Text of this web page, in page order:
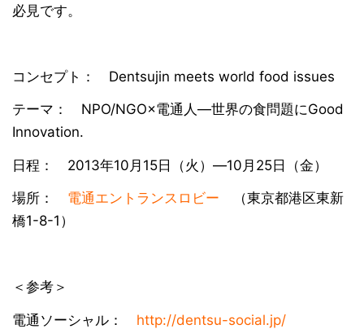
必見です。
コンセプト： Dentsujin meets world food issues
テーマ： NPO/NGO×電通人―世界の食問題にGood
Innovation.
日程： 2013年10月15日（火）―10月25日（金）
場所： 電通エントランスロビー （東京都港区東新
橋1-8-1）
＜参考＞
電通ソーシャル： http://dentsu-social.jp/